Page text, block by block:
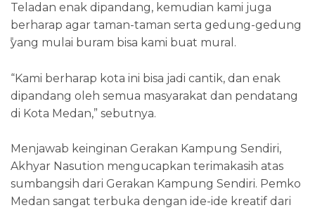
Teladan enak dipandang, kemudian kami juga
berharap agar taman-taman serta gedung-gedung
yang mulai buram bisa kami buat mural.
“Kami berharap kota ini bisa jadi cantik, dan enak
dipandang oleh semua masyarakat dan pendatang
di Kota Medan,” sebutnya.
Menjawab keinginan Gerakan Kampung Sendiri,
Akhyar Nasution mengucapkan terimakasih atas
sumbangsih dari Gerakan Kampung Sendiri. Pemko
Medan sangat terbuka dengan ide-ide kreatif dari